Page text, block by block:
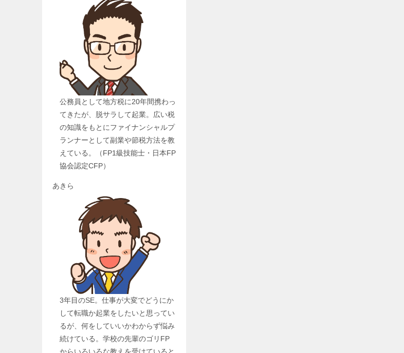
公務員として地方税に20年間携わっ
てきたが、脱サラして起業。広い税
の知識をもとにファイナンシャルプ
ランナーとして副業や節税方法を教
えている。（FP1級技能士・日本FP
協会認定CFP）
あきら
3年目のSE。仕事が大変でどうにか
して転職か起業をしたいと思ってい
るが、何をしていいかわからず悩み
続けている。学校の先輩のゴリFP